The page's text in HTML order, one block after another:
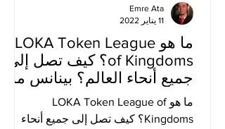
ما هو LOKA Token League
of Kingdoms؟ كيف تصل إلى
جميع أنحاء العالم؟ بينانس ما
قبل البيعما هو LOKA Token League of
Kingdoms؟ كيف تصل إلى جميع أنحاء
Emre Ata
11 يناير 2022